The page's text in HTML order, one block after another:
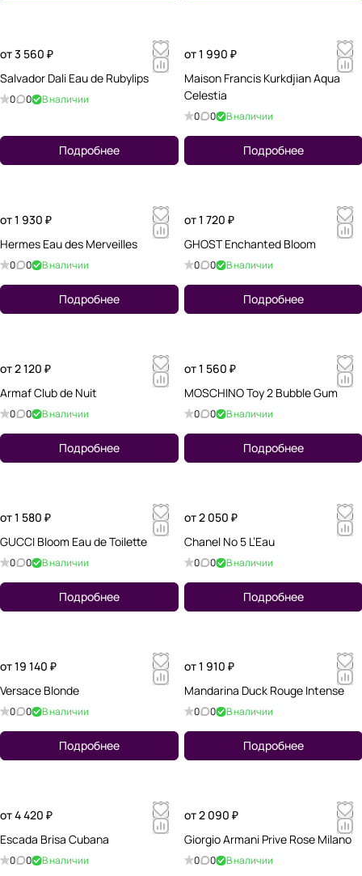
от 3 560 ₽
Salvador Dali Eau de Rubylips
0 0 В наличии
Подробнее
от 1 990 ₽
Maison Francis Kurkdjian Aqua
Celestia
0 0 В наличии
Подробнее
от 1 930 ₽
Hermes Eau des Merveilles
0 0 В наличии
Подробнее
от 1 720 ₽
GHOST Enchanted Bloom
0 0 В наличии
Подробнее
от 2 120 ₽
Armaf Club de Nuit
0 0 В наличии
Подробнее
от 1 560 ₽
MOSCHINO Toy 2 Bubble Gum
0 0 В наличии
Подробнее
от 1 580 ₽
GUCCI Bloom Eau de Toilette
0 0 В наличии
Подробнее
от 2 050 ₽
Chanel No 5 L’Eau
0 0 В наличии
Подробнее
от 19 140 ₽
Versace Blonde
0 0 В наличии
Подробнее
от 1 910 ₽
Mandarina Duck Rouge Intense
0 0 В наличии
Подробнее
от 4 420 ₽
Escada Brisa Cubana
0 0 В наличии
от 2 090 ₽
Giorgio Armani Prive Rose Milano
0 0 В наличии